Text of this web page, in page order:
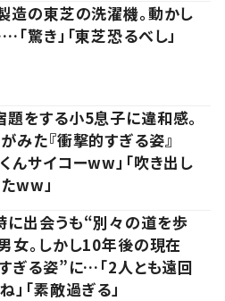
造の東芝の洗濯機。動かし
驚き」「東芝恐るべし」
をする小5息子に違和感。
みた『衝撃的すぎる姿』
んサイコーww」「吹き出し
ww」
に出会うも“別々の道を歩
女。しかし10年後の現在
ぎる姿”に…「2人とも遠回
」「素敵過ぎる」